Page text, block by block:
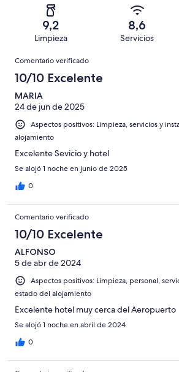
puntuación
puntuación
puntuación
Normal
una
puntuación
Mediocre
1232
una
puntuación
de
Horrible
9,2
Limpieza
8,6
Servicios
Comentarios
Comentario verificado
10/10 Excelente
MARIA
24 de jun de 2025
Aspectos positivos: Limpieza, servicios y
alojamiento
Excelente Sevicio y hotel
Se alojó 1 noche en junio de 2025
0
Comentario verificado
10/10 Excelente
ALFONSO
5 de abr de 2024
Aspectos positivos: Limpieza, personal,
estado del alojamiento
Excelente hotel muy cerca del Aeropuerto
Se alojó 1 noche en abril de 2024
0